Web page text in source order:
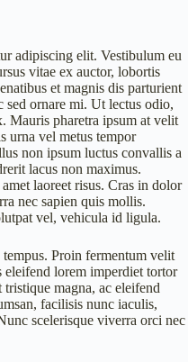
adipiscing elit. Vestibulum eu
vitae ex auctor, lobortis
et magnis dis parturient
sed ornare mi. Ut lectus odio,
Mauris pharetra ipsum at velit
urna vel metus tempor
non ipsum luctus convallis a
lacus non maximus.
laoreet risus. Cras in dolor
nec sapien quis mollis.
vel, vehicula id ligula.
Proin fermentum velit
lorem imperdiet tortor
magna, ac eleifend
facilisis nunc iaculis,
scelerisque viverra orci nec